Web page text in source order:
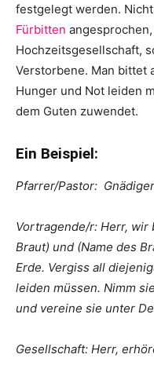
festgelegt werden.
Fürbitten
Hochzeitsgesellschaft,
Verstorbene. Man bittet
Hunger und Not leiden
dem Guten zuwendet.
Ein Beispiel:
Pfarrer/Pastor:
Vortragende/r: Herr, wir
Braut) und (Name des
Erde. Vergiss all
leiden müssen. Nimm
und vereine sie unter
Gesellschaft: Herr,